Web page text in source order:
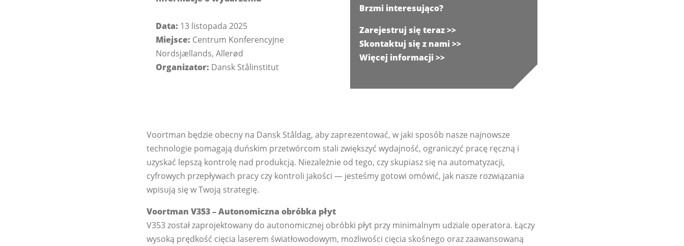
Data: 13 listopada 2025
Miejsce: Centrum Konferencyjne
Nordsjællands, Allerød
Organizator: Dansk Stålinstitut
Brzmi interesująco?
Zarejestruj się teraz >>
Skontaktuj się z nami >>
Więcej informacji >>
Voortman będzie obecny na Dansk Ståldag, aby zaprezentować, w jaki sposób nasze najnowsze
technologie pomagają duńskim przetwórcom stali zwiększyć wydajność, ograniczyć pracę ręczną i
uzyskać lepszą kontrolę nad produkcją. Niezależnie od tego, czy skupiasz się na automatyzacji,
cyfrowych przepływach pracy czy kontroli jakości — jesteśmy gotowi omówić, jak nasze rozwiązania
wpisują się w Twoją strategię.
Voortman V353 – Autonomiczna obróbka płyt
V353 został zaprojektowany do autonomicznej obróbki płyt przy minimalnym udziale operatora. Łączy
wysoką prędkość cięcia laserem światłowodowym, możliwości cięcia skośnego oraz zaawansowaną